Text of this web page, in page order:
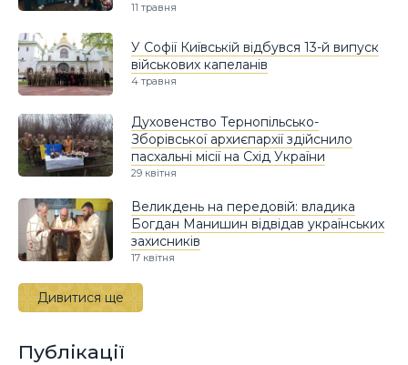
11 травня
У Софії Київській відбувся 13-й випуск
військових капеланів
4 травня
Духовенство Тернопільсько-
Зборівської архиєпархії здійснило
пасхальні місії на Схід України
29 квітня
Великдень на передовій: владика
Богдан Манишин відвідав українських
захисників
17 квітня
Дивитися ще
Публікації